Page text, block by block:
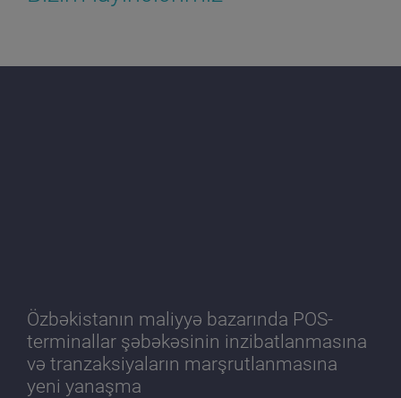
Özbəkistanın maliyyə bazarında POS-
terminallar şəbəkəsinin inzibatlanmasına
və tranzaksiyaların marşrutlanmasına
yeni yanaşma